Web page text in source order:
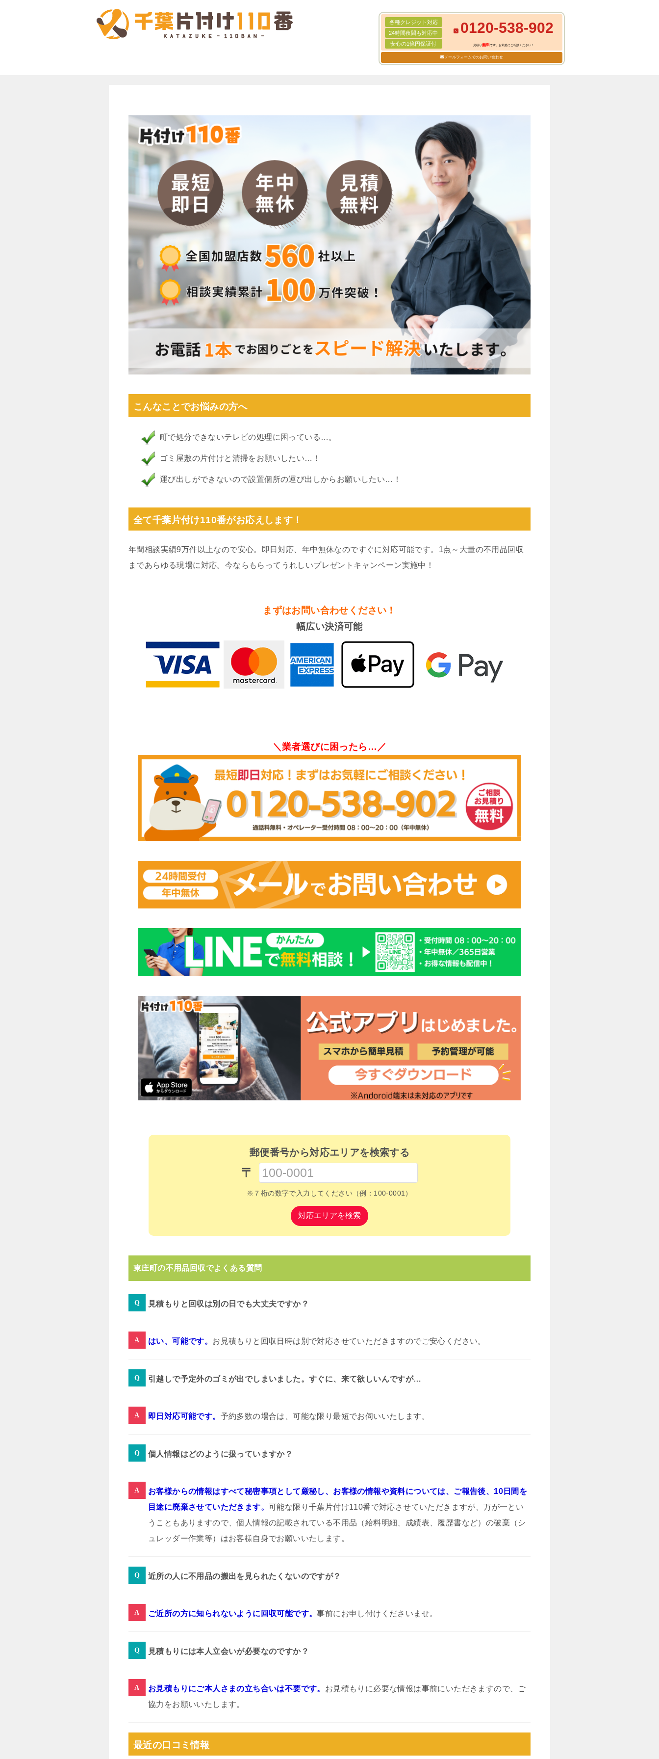
各種クレジット対応
24時間夜間も対応中
安心の1億円保証付
0120-538-902
見積り無料です。お気軽にご相談ください！
メールフォームでのお問い合わせ
こんなことでお悩みの方へ
町で処分できないテレビの処理に困っている…。
ゴミ屋敷の片付けと清掃をお願いしたい…！
運び出しができないので設置個所の運び出しからお願いしたい…！
全て千葉片付け110番がお応えします！
年間相談実績9万件以上なので安心。即日対応、年中無休なのですぐに対応可能です。1点～大量の不用品回収
まであらゆる現場に対応。今ならもらってうれしいプレゼントキャンペーン実施中！
まずはお問い合わせください！
幅広い決済可能
＼業者選びに困ったら…／
郵便番号から対応エリアを検索する
〒
※７桁の数字で入力してください（例：100-0001）
対応エリアを検索
東庄町の不用品回収でよくある質問
見積もりと回収は別の日でも大丈夫ですか？
はい、可能です。 お見積もりと回収日時は別で対応させていただきますのでご安心ください。
引越しで予定外のゴミが出でしまいました。すぐに、来て欲しいんですが…
即日対応可能です。 予約多数の場合は、可能な限り最短でお伺いいたします。
個人情報はどのように扱っていますか？
お客様からの情報はすべて秘密事項として厳秘し、お客様の情報や資料については、ご報告後、10日間を
目途に廃棄させていただきます。
可能な限り千葉片付け110番で対応させていただきますが、万が一とい
うこともありますので、個人情報の記載されている不用品（給料明細、成績表、履歴書など）の破棄（シ
ュレッダー作業等）はお客様自身でお願いいたします。
近所の人に不用品の搬出を見られたくないのですが？
ご近所の方に知られないように回収可能です。事前にお申し付けくださいませ。
見積もりには本人立会いが必要なのですか？
お見積もりにご本人さまの立ち合いは不要です。 お見積もりに必要な情報は事前にいただきますので、ご
協力をお願いいたします。
最近の口コミ情報